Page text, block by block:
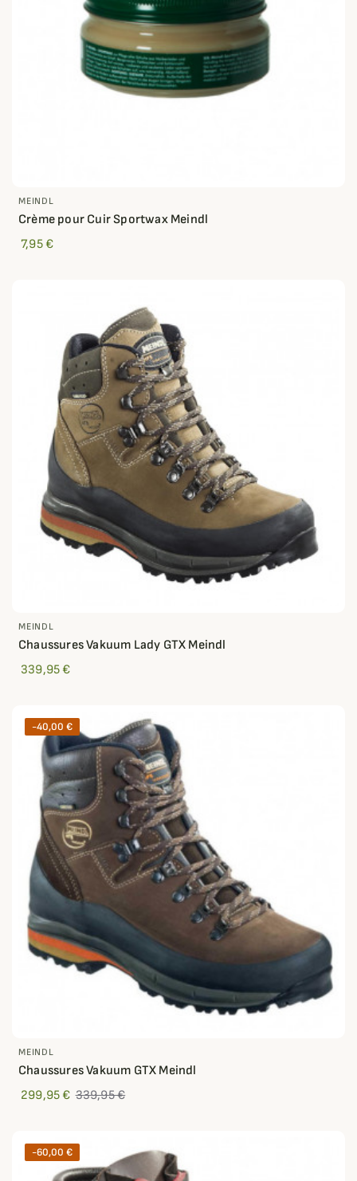
MEINDL
Crème pour Cuir Sportwax Meindl
7,95 €
MEINDL
Chaussures Vakuum Lady GTX Meindl
339,95 €
-40,00 €
MEINDL
Chaussures Vakuum GTX Meindl
299,95 € 339,95 €
-60,00 €